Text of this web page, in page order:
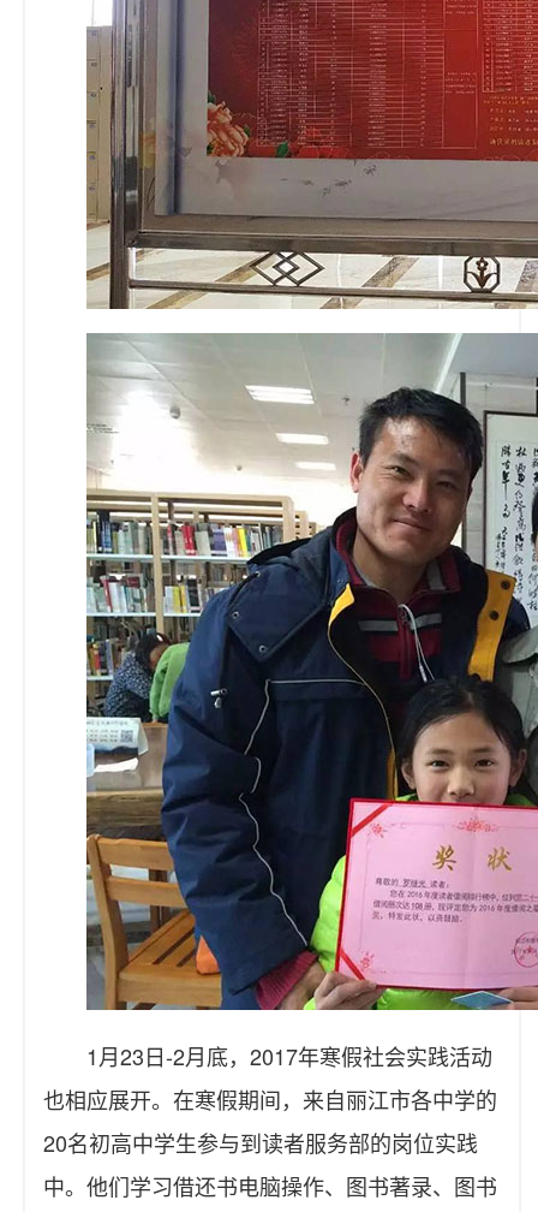
1月23日-2月底，2017年寒假社会实践活动
也相应展开。在寒假期间，来自丽江市各中学的
20名初高中学生参与到读者服务部的岗位实践
中。他们学习借还书电脑操作、图书著录、图书